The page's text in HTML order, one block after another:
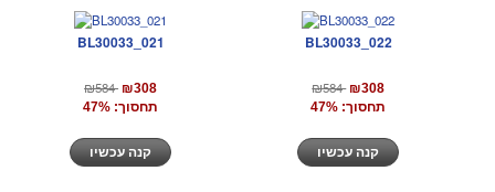
BL30033_021
₪584 ₪308
תחסוך: 47%
BL30033_022
₪584 ₪308
תחסוך: 47%